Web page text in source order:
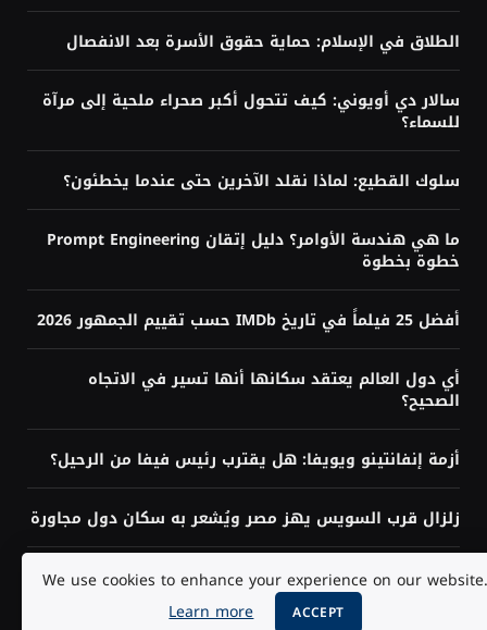
الطلاق في الإسلام: حماية حقوق الأسرة بعد الانفصال
سالار دي أويوني: كيف تتحول أكبر صحراء ملحية إلى مرآة
للسماء؟
سلوك القطيع: لماذا نقلد الآخرين حتى عندما يخطئون؟
ما هي هندسة الأوامر؟ دليل إتقان Prompt Engineering
خطوة بخطوة
أفضل 25 فيلماً في تاريخ IMDb حسب تقييم الجمهور 2026
أي دول العالم يعتقد سكانها أنها تسير في الاتجاه
الصحيح؟
أزمة إنفانتينو ويويفا: هل يقترب رئيس فيفا من الرحيل؟
زلزال قرب السويس يهز مصر ويُشعر به سكان دول مجاورة
هل تحتاج إلى البرمجة لتعلم الذكاء الاصطناعي؟ الإجابة
We use cookies to enhance your experience on our website.
Learn more
ACCEPT